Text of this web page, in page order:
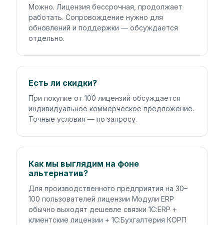
Можно. Лицензия бессрочная, продолжает
работать. Сопровождение нужно для
обновлений и поддержки — обсуждается
отдельно.
Есть ли скидки?
При покупке от 100 лицензий обсуждается
индивидуальное коммерческое предложение.
Точные условия — по запросу.
Как мы выглядим на фоне
альтернатив?
Для производственного предприятия на 30–
100 пользователей лицензии Модули ERP
обычно выходят дешевле связки 1С:ERP +
клиентские лицензии + 1С:Бухгалтерия КОРП